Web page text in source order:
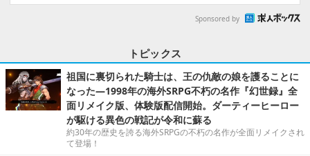
Sponsored by
トピックス
祖国に裏切られた騎士は、王の仇敵の娘を護ることに
なった―1998年の海外SRPG不朽の名作『幻世録』全
面リメイク版、体験版配信開始。ダーティーヒーロー
が駆ける異色の戦記が令和に蘇る
約30年の歴史を誇る海外SRPGの不朽の名作が全面リメイクされ
て登場！